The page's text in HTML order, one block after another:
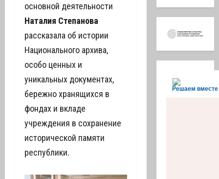
основной деятельности
Наталия Степанова
рассказала об истории
Национального архива,
особо ценных и
уникальных документах,
бережно хранящихся в
фондах и вкладе
учреждения в сохранение
исторической памяти
республики.
Решаем вместе